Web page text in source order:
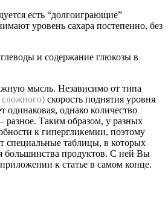
есть “долгоиграющие”
уровень сахара постепенно, без
мысль. Независимо от типа
сложного) скорость поднятия уровня
одинаковая, однако количество
– разное. Таким образом, у разных
к гипергликемии, поэтому
таблицы, в которых
большинства продуктов. С ней Вы
к статье в самом конце.